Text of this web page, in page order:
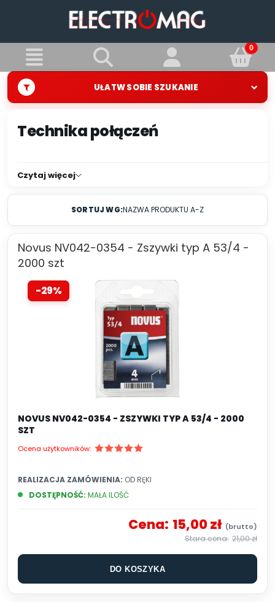
UŁATW SOBIE SZUKANIE
Technika połączeń
Czytaj więcej
SORTUJ WG:NAZWA PRODUKTU A-Z
Novus NV042-0354 - Zszywki typ A 53/4 -
2000 szt
-29%
NOVUS NV042-0354 - ZSZYWKI TYP A 53/4 - 2000
SZT
Ocena użytkowników:
DOSTĘPNOŚĆ: MAŁA ILOŚĆ
REALIZACJA ZAMÓWIENIA: OD RĘKI
Cena: 15,00 zł
21,00 zł
DO KOSZYKA